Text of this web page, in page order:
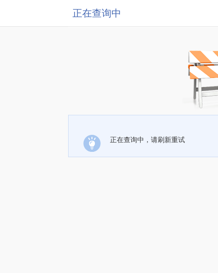
正在查询中
正在查询中，请刷新重试